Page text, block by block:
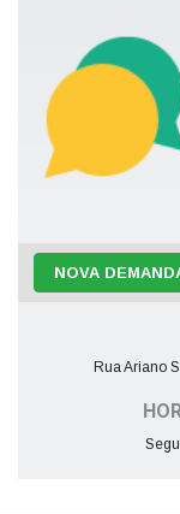
NOVA
Rua Ariano